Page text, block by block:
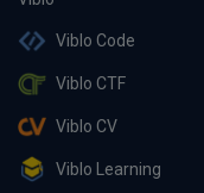
Viblo Code
Viblo CTF
Viblo CV
Viblo Learning